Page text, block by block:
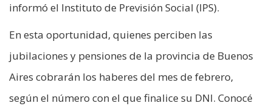
informó el Instituto de Previsión Social (IPS).
En esta oportunidad, quienes perciben las
jubilaciones y pensiones de la provincia de Buenos
Aires cobrarán los haberes del mes de febrero,
según el número con el que finalice su DNI. Conocé